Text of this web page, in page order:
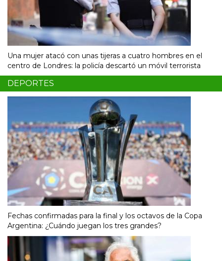
Una mujer atacó con unas tijeras a cuatro hombres en el
centro de Londres: la policía descartó un móvil terrorista
DEPORTES
Fechas confirmadas para la final y los octavos de la Copa
Argentina: ¿Cuándo juegan los tres grandes?